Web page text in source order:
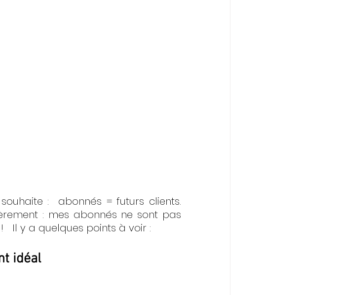
:  abonnés = futurs clients.
: mes abonnés ne sont pas
Il y a quelques points à voir :
idéal